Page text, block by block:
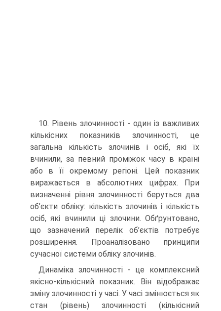
10. Рівень злочинності - один із важливих
кількісних показників злочинності, це
загальна кількість злочинів і осіб, які їх
вчинили, за певний проміжок часу в країні
або в її окремому регіоні. Цей показник
виражається в абсолютних цифрах. При
визначенні рівня злочинності беруться два
об’єкти обліку: кількість злочинів і кількість
осіб, які вчинили ці злочини. Обґрунтовано,
що зазначений перелік об’єктів потребує
розширення. Проаналізовано принципи
сучасної системи обліку злочинів.
Динаміка злочинності - це комплексний
якісно-кількісний показник. Він відображає
зміну злочинності у часі. У часі змінюється як
стан (рівень) злочинності (кількісний